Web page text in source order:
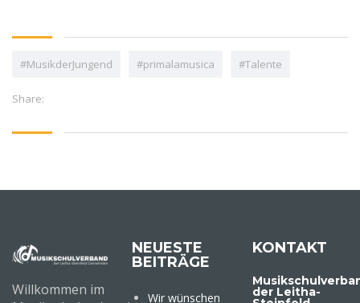
#MusikderJungend #primalamusica #Talente
Share:
Willkommen im
NEUESTE
BEITRÄGE
Wir wünschen
KONTAKT
der Leitha-